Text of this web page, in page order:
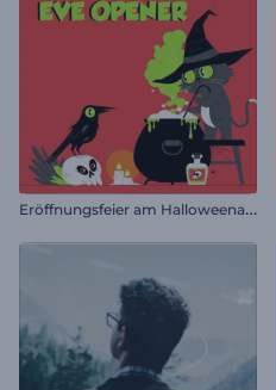
E
röffnungsfeier am Halloweenabend